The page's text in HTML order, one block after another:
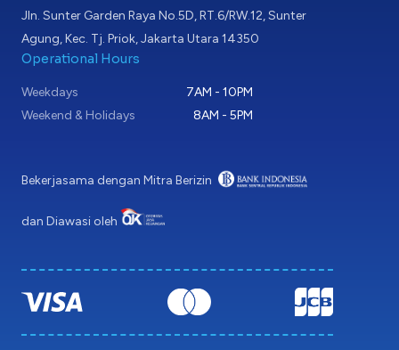
Jln. Sunter Garden Raya No.5D, RT.6/RW.12, Sunter
Agung, Kec. Tj. Priok, Jakarta Utara 14350
Operational Hours
Weekdays
7AM - 10PM
Weekend & Holidays
8AM - 5PM
Bekerjasama dengan Mitra Berizin
dan Diawasi oleh